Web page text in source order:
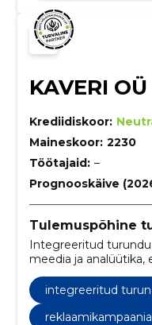
KAVERI OÜ
Krediidiskoor:
Maineskoor: 2230
Töötajaid: –
Prognooskäive
Tulemuspõhine
Integreeritud
meedia ja analüütika,
integreeritud